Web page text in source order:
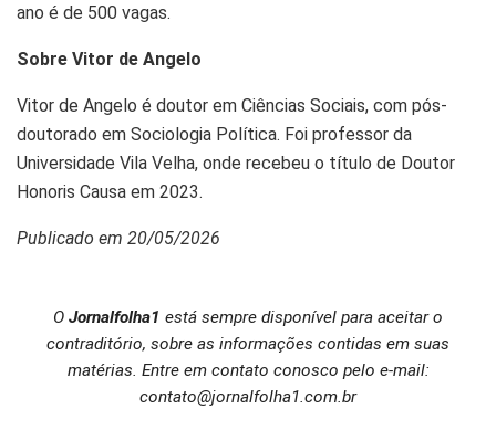
ano é de 500 vagas.
Sobre Vitor de Angelo
Vitor de Angelo é doutor em Ciências Sociais, com pós-
doutorado em Sociologia Política. Foi professor da
Universidade Vila Velha, onde recebeu o título de Doutor
Honoris Causa em 2023.
Publicado em 20/05/2026
O Jornalfolha1 está sempre disponível para aceitar o
contraditório, sobre as informações contidas em suas
matérias. Entre em contato conosco pelo e-mail:
contato@jornalfolha1.com.br